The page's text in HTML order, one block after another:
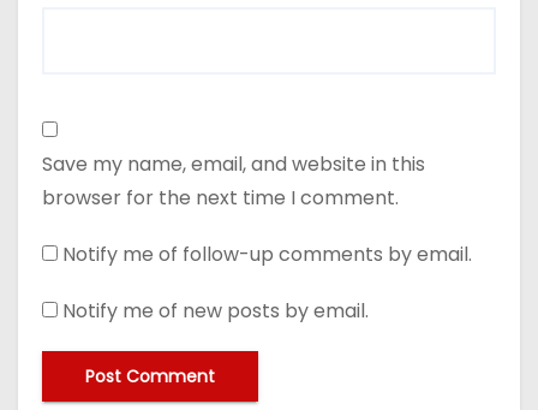
Save my name, email, and website in this
browser for the next time I comment.
Notify me of follow-up comments by email.
Notify me of new posts by email.